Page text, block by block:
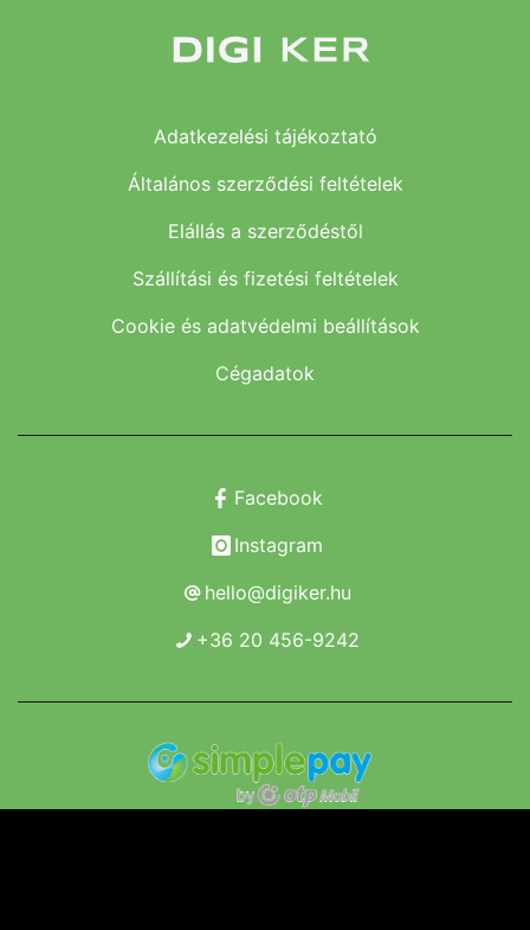
Adatkezelési tájékoztató
Általános szerződési feltételek
Elállás a szerződéstől
Szállítási és fizetési feltételek
Cookie és adatvédelmi beállítások
Cégadatok
Facebook
Instagram
hello@digiker.hu
+36 20 456-9242